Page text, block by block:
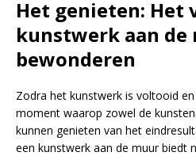
Het genieten: Het
kunstwerk aan de
bewonderen
Zodra het kunstwerk is voltooid
moment waarop zowel de
kunnen genieten van het
een kunstwerk aan de muur biedt